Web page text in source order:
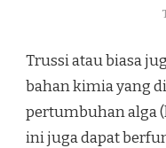
Trussi atau biasa
bahan kimia yang
pertumbuhan alga
ini juga dapat